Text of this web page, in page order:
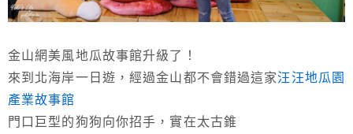
金山網美風地瓜故事館升級了！
來到北海岸一日遊，經過金山都不會錯過這家汪汪地瓜園
產業故事館
門口巨型的狗狗向你招手，實在太古錐